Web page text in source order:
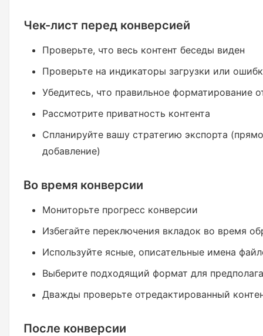
Чек-лист перед конверсией
Проверьте, что весь контент беседы виден
Проверьте на индикаторы загрузки или
Убедитесь, что правильное форматирование
Рассмотрите приватность контента
Спланируйте вашу стратегию экспорта
добавление)
Во время конверсии
Мониторьте прогресс конверсии
Избегайте переключения вкладок во время
Используйте ясные, описательные имена
Выберите подходящий формат для
Дважды проверьте отредактированный
После конверсии